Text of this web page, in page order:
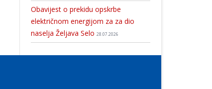
Obavijest o prekidu opskrbe
električnom energijom za za dio
naselja Željava Selo 28.07.2026